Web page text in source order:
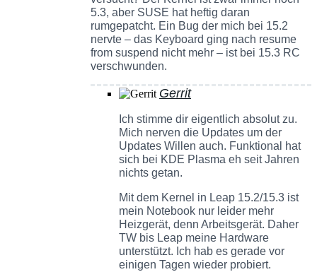
5.3, aber SUSE hat heftig daran
rumgepatcht. Ein Bug der mich bei 15.2
nervte – das Keyboard ging nach resume
from suspend nicht mehr – ist bei 15.3 RC
verschwunden.
Gerrit
Ich stimme dir eigentlich absolut zu.
Mich nerven die Updates um der
Updates Willen auch. Funktional hat
sich bei KDE Plasma eh seit Jahren
nichts getan.
Mit dem Kernel in Leap 15.2/15.3 ist
mein Notebook nur leider mehr
Heizgerät, denn Arbeitsgerät. Daher
TW bis Leap meine Hardware
unterstützt. Ich hab es gerade vor
einigen Tagen wieder probiert.